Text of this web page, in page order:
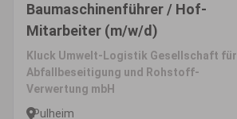
Baumaschinenführer / Hof-
Mitarbeiter (m/w/d)
Kluck Umwelt-Logistik Gesellschaft für
Abfallbeseitigung und Rohstoff-
Verwertung mbH
Pulheim